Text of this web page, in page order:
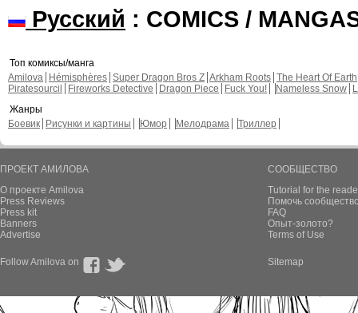
Русский : COMICS /
Топ комиксы/манга
Amilova
Hémisphères Super Dragon Bros Z Arkham Roots The Heart Of Earth
Piratesourcil
Fireworks Detective Dragon Piece Fuck You! Nameless Snow
Жанры
Боевик
Рисунки и картины Юмор Мелодрама Триллер
ПРОЕКТ АМИЛОВА
О проекте Amilova
Press Reviews
Press kit
Banners
Advertise
СООБЩЕСТВО
Tutorial for the
Помочь
FAQ
Опыт-золото?
Terms of Use
Follow Amilova on Sitemap